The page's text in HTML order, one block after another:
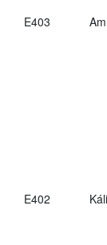
E403
E402